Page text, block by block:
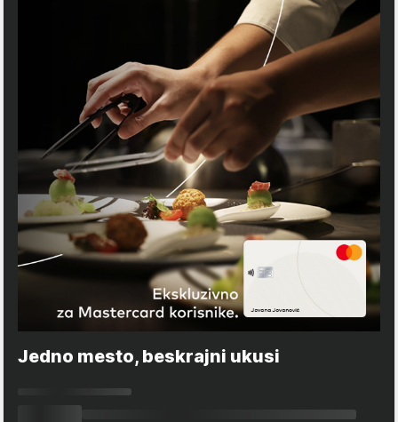
Jedno mesto, beskrajni ukusi